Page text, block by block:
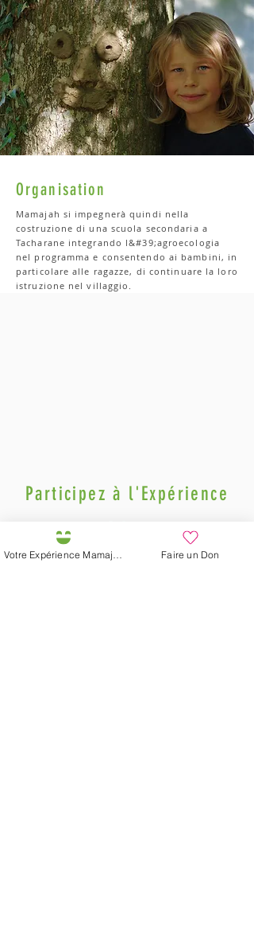
Organisation
Mamajah si impegnerà quindi nella
costruzione di una scuola secondaria a
Tacharane integrando l&#39;agroecologia
nel programma e consentendo ai bambini, in
particolare alle ragazze, di continuare la loro
istruzione nel villaggio.
Participez à l'Expérience
Faire un Don